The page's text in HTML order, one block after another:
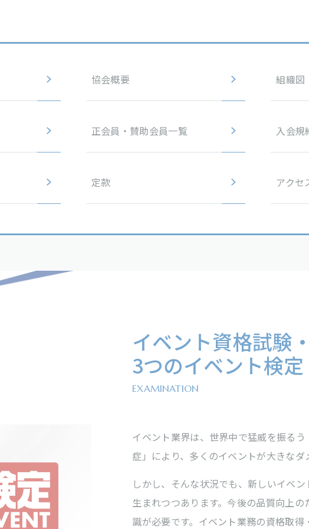
協会概要 組織図
正会員・ 賛助会員一覧 入会規
定款 アクセ
イベント資格試験・
3つのイベント検定
EXAMINATION
イベント業界は、世界中で猛威を振る
症」により、多くのイベントが大きなダ
しかし、そんな状況でも、新しいイベ
生まれつつあります。今後の品質向上
識が必要です。イベント業務の資格取